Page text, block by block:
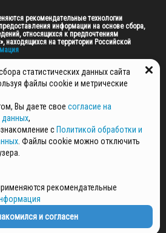
рекомендательные технологии
информации на основе сбора,
относящихся к предпочтениям
находящихся на территории Российской
САЙТА ПРИНАДЛЕЖАТ ГАУ МО "ЦИФРОВЫЕ
ПЕРСОНАЛЬНЫХ ДАННЫХ
статистических данных сайта
файлы cookie и метрические
Вы даете свое согласие на
данных,
с Политикой обработки и
. Файлы cookie можно отключить
рекомендательные
и согласен